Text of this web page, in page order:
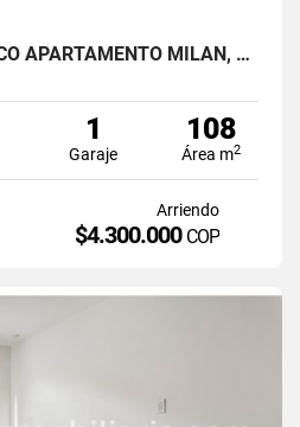
ARRIENDO FANTÁSTICO APARTAMENTO MILÁN, MANIZALES
1
Garaje
108
Área m2
Arriendo
$4.300.000 COP